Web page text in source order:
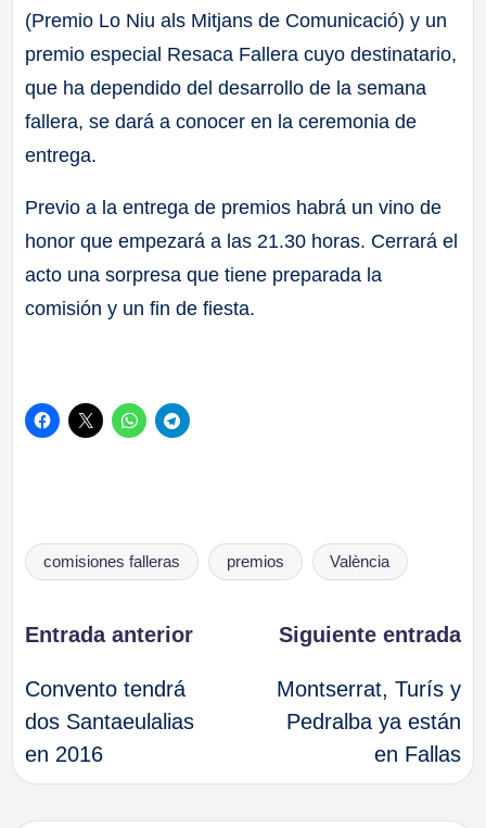
(Premio Lo Niu als Mitjans de Comunicació) y un
premio especial Resaca Fallera cuyo destinatario,
que ha dependido del desarrollo de la semana
fallera, se dará a conocer en la ceremonia de
entrega.
Previo a la entrega de premios habrá un vino de
honor que empezará a las 21.30 horas. Cerrará el
acto una sorpresa que tiene preparada la
comisión y un fin de fiesta.
Etiquetas:
comisiones falleras premios València
Navegación
de
entradas
Entrada anterior
Convento tendrá
dos Santaeulalias
en 2016
Siguiente entrada
Montserrat, Turís y
Pedralba ya están
en Fallas